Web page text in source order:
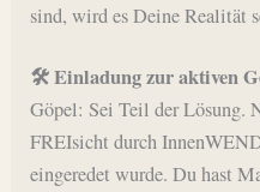
sind, wird es Deine Realität
🛠 Einladung zur aktiven
Göpel: Sei Teil der Lösung.
FREIsicht durch
eingeredet wurde. Du hast